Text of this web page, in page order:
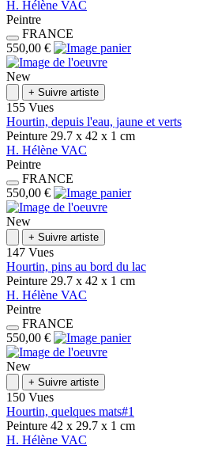
H. Hélène VAC
Peintre
FRANCE
550,00 €
New
+ Suivre artiste
155 Vues
Hourtin, depuis l'eau, jaune et verts
Peinture 29.7 x 42 x 1 cm
H. Hélène VAC
Peintre
FRANCE
550,00 €
New
+ Suivre artiste
147 Vues
Hourtin, pins au bord du lac
Peinture 29.7 x 42 x 1 cm
H. Hélène VAC
Peintre
FRANCE
550,00 €
New
+ Suivre artiste
150 Vues
Hourtin, quelques mats#1
Peinture 42 x 29.7 x 1 cm
H. Hélène VAC